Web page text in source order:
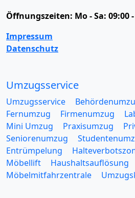
Öffnungszeiten: Mo - Sa: 09:00
Impressum
Datenschutz
Umzugsservice
Umzugsservice
Fernumzug
Firmenumzug
Mini Umzug
Praxisumzug
Seniorenumzug
Entrümpelung
Möbellift
Haushaltsauflösung
Möbelmitfahrzentrale